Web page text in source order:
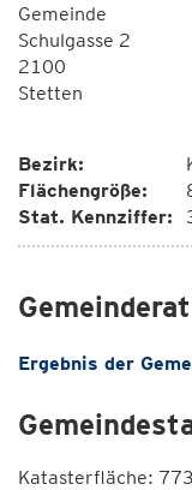
Gemeinde
Schulgasse 2
2100
Stetten
Bezirk:
Flächengröße:
Stat. Kennziffer:
Ergebnis der
Katasterfläche: